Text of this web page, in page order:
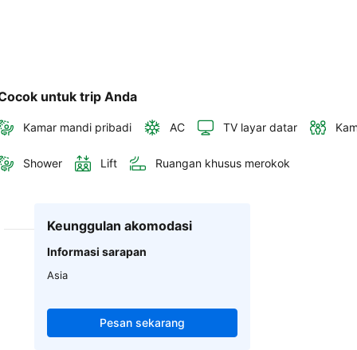
untuk trip Anda
Kamar mandi pribadi AC TV layar datar
Shower Lift Ruangan khusus merokok
Keunggulan akomodasi
Informasi sarapan
Asia
Pesan sekarang